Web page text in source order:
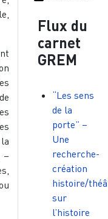
–
Flux du
carnet
GREM
“Les sens
de la
porte” –
Une
recherche-
création
histoire/
sur
l’histoire